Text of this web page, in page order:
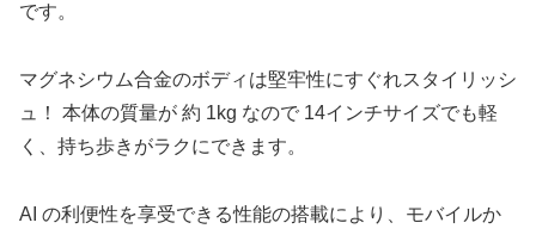
です。
マグネシウム合金のボディは堅牢性にすぐれスタイリッシ
ュ！ 本体の質量が 約 1kg なので 14インチサイズでも軽
く、持ち歩きがラクにできます。
AI の利便性を享受できる性能の搭載により、モバイルか